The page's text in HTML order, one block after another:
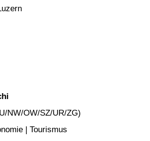
NW/OW/SZ/UR/ZG)
| Tourismus